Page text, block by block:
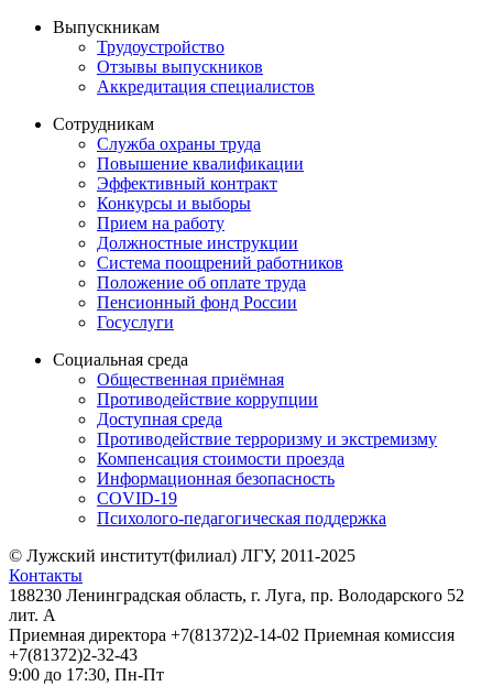
Выпускникам
Трудоустройство
Отзывы выпускников
Аккредитация специалистов
Сотрудникам
Служба охраны труда
Повышение квалификации
Эффективный контракт
Конкурсы и выборы
Прием на работу
Должностные инструкции
Система поощрений работников
Положение об оплате труда
Пенсионный фонд России
Госуслуги
Социальная среда
Общественная приёмная
Противодействие коррупции
Доступная среда
Противодействие терроризму и экстремизму
Компенсация стоимости проезда
Информационная безопасность
COVID-19
Психолого-педагогическая поддержка
© Лужский институт(филиал) ЛГУ, 2011-2025
Контакты
188230 Ленинградская область, г. Луга, пр. Володарского 52
лит. А
Приемная директора +7(81372)2-14-02 Приемная комиссия
+7(81372)2-32-43
9:00 до 17:30, Пн-Пт